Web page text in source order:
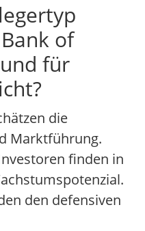
of
für
die
Marktführung.
finden in
den defensiven